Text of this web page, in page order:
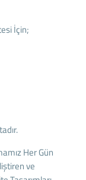
İçin;
Her Gün
ve